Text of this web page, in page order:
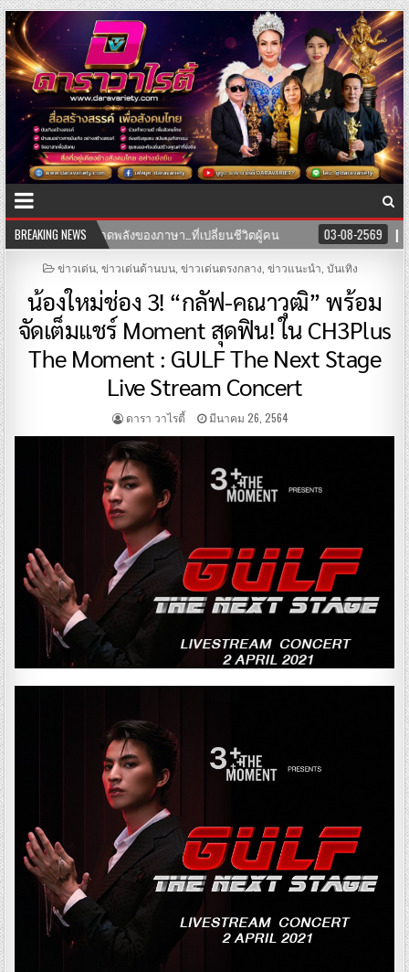
BREAKING NEWS
ลังของภาษา…ที่เปลี่ยนชีวิตผู้คน 03-08-2569 เปิดแล้ว! คลินิก TNH
POSTED
ข่าวเด่น, ข่าวเด่นด้านบน, ข่าวเด่นตรงกลาง ข่าวแนะนำ บันเทิง
น้องใหม่ช่อง 3! “กลัฟ-คณาวุฒิ” พร้อม
จัดเต็มแชร์ Moment สุดฟิน! ใน CH3Plus
The Moment : GULF The Next Stage
Live Stream Concert
ดารา วาไรตี้ มีนาคม 26, 2564